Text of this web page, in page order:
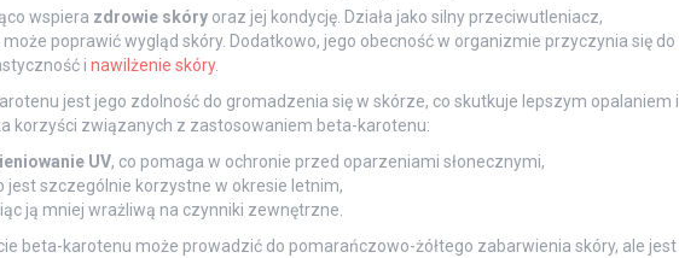
wspiera zdrowie skóryoraz jej kondycję. Działa jako silny przeciwutleniacz,
poprawić wygląd skóry. Dodatkowo, jego obecność w organizmie przyczynia się do
i nawilżenie skóry.
jest jego zdolność do gromadzenia się w skórze, co skutkuje lepszym opalaniem i
korzyści związanych z zastosowaniem beta-karotenu:
UV, co pomaga w ochronie przed oparzeniami słonecznymi,
jest szczególnie korzystne w okresie letnim,
ją mniej wrażliwą na czynniki zewnętrzne.
beta-karotenu może prowadzić do pomarańczowo-żółtego zabarwienia skóry, ale jest